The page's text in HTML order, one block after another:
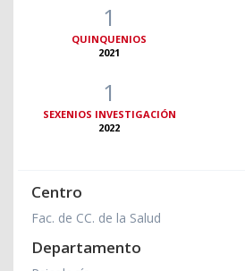
1
QUINQUENIOS
2021
1
SEXENIOS INVESTIGACIÓN
2022
Centro
Fac. de CC. de la Salud
Departamento